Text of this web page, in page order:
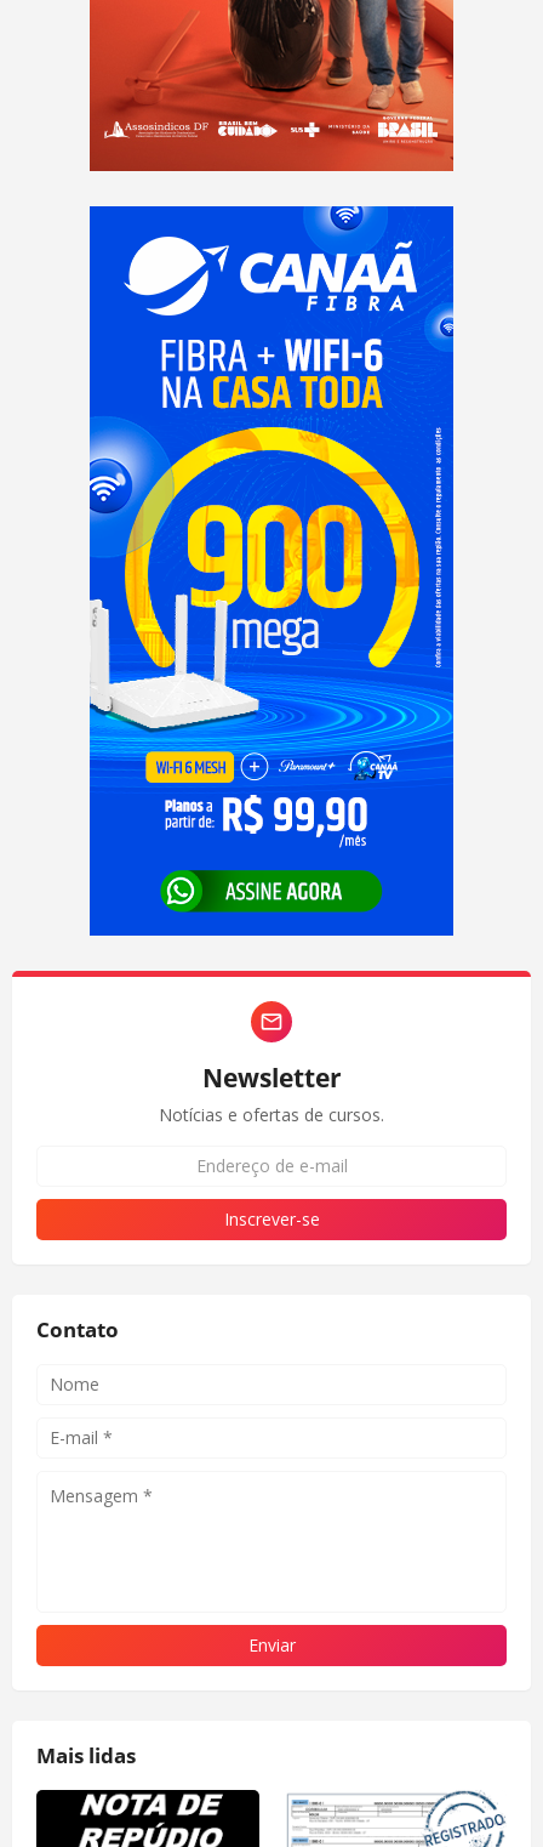
Newsletter
Notícias e ofertas de cursos.
Contato
Mais lidas